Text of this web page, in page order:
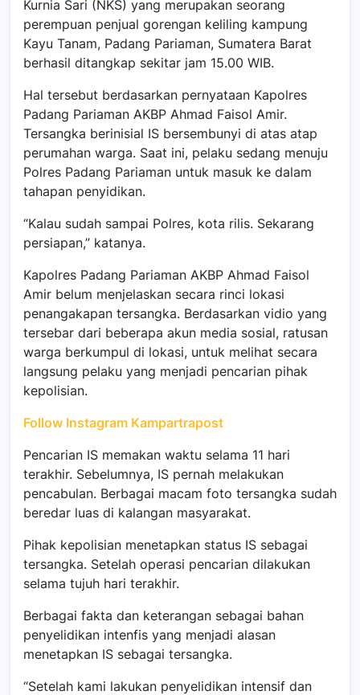
Kurnia Sari (NKS) yang merupakan seorang
perempuan penjual gorengan keliling kampung
Kayu Tanam, Padang Pariaman, Sumatera Barat
berhasil ditangkap sekitar jam 15.00 WIB.
Hal tersebut berdasarkan pernyataan Kapolres
Padang Pariaman AKBP Ahmad Faisol Amir.
Tersangka berinisial IS bersembunyi di atas atap
perumahan warga. Saat ini, pelaku sedang menuju
Polres Padang Pariaman untuk masuk ke dalam
tahapan penyidikan.
“Kalau sudah sampai Polres, kota rilis. Sekarang
persiapan,” katanya.
Kapolres Padang Pariaman AKBP Ahmad Faisol
Amir belum menjelaskan secara rinci lokasi
penangakapan tersangka. Berdasarkan vidio yang
tersebar dari beberapa akun media sosial, ratusan
warga berkumpul di lokasi, untuk melihat secara
langsung pelaku yang menjadi pencarian pihak
kepolisian.
Follow Instagram Kampartrapost
Pencarian IS memakan waktu selama 11 hari
terakhir. Sebelumnya, IS pernah melakukan
pencabulan. Berbagai macam foto tersangka sudah
beredar luas di kalangan masyarakat.
Pihak kepolisian menetapkan status IS sebagai
tersangka. Setelah operasi pencarian dilakukan
selama tujuh hari terakhir.
Berbagai fakta dan keterangan sebagai bahan
penyelidikan intenfis yang menjadi alasan
menetapkan IS sebagai tersangka.
“Setelah kami lakukan penyelidikan intensif dan